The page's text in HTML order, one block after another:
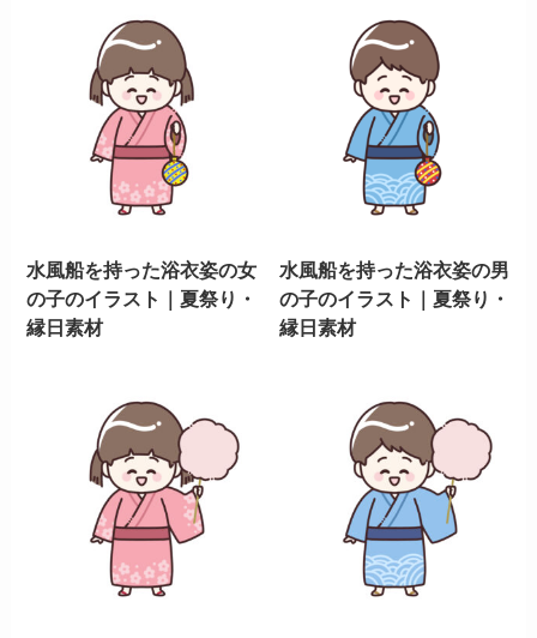
水風船を持った浴衣姿の女
の子のイラスト｜夏祭り・
縁日素材
水風船を持った浴衣姿の男
の子のイラスト｜夏祭り・
縁日素材